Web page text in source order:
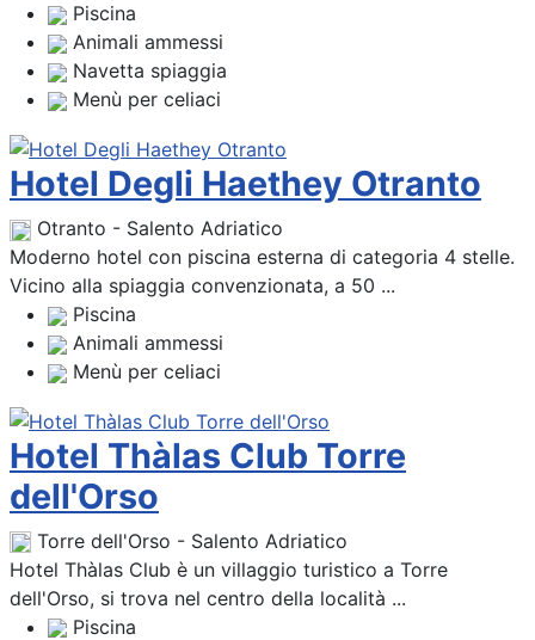
Piscina
Animali ammessi
Navetta spiaggia
Menù per celiaci
Hotel Degli Haethey Otranto
Otranto - Salento Adriatico
Moderno hotel con piscina esterna di categoria 4 stelle.
Vicino alla spiaggia convenzionata, a 50 ...
Piscina
Animali ammessi
Menù per celiaci
Hotel Thàlas Club Torre
dell'Orso
Torre dell'Orso - Salento Adriatico
Hotel Thàlas Club è un villaggio turistico a Torre
dell'Orso, si trova nel centro della località ...
Piscina